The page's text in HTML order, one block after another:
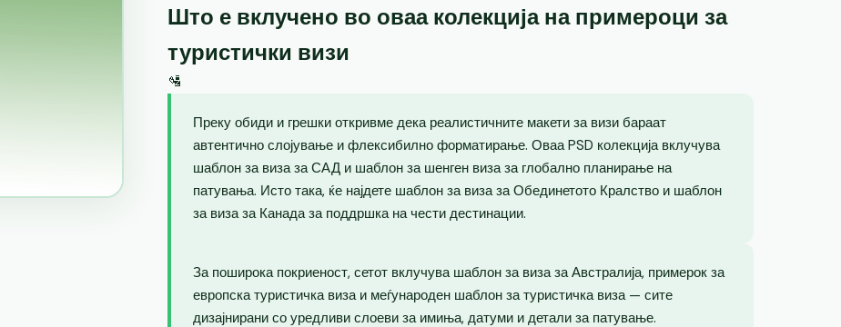
Што е вклучено во оваа колекција на примероци за
туристички визи
🛂
Преку обиди и грешки откривме дека реалистичните макети за визи бараат
автентично слојување и флексибилно форматирање. Оваа PSD колекција вклучува
шаблон за виза за САД и шаблон за шенген виза за глобално планирање на
патувања. Исто така, ќе најдете шаблон за виза за Обединетото Кралство и шаблон
за виза за Канада за поддршка на чести дестинации.
За поширока покриеност, сетот вклучува шаблон за виза за Австралија, примерок за
европска туристичка виза и меѓународен шаблон за туристичка виза — сите
дизајнирани со уредливи слоеви за имиња, датуми и детали за патување.